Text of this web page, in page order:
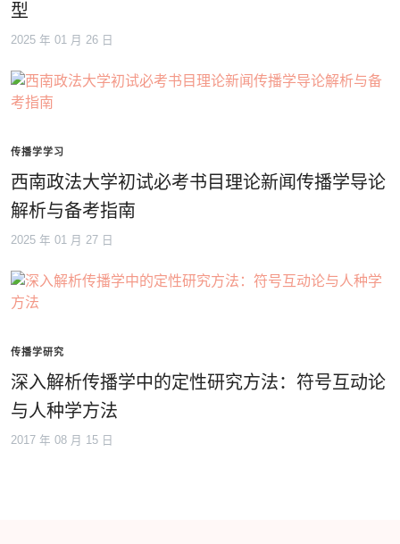
型
2025 年 01 月 26 日
传播学学习
西南政法大学初试必考书目理论新闻传播学导论
解析与备考指南
2025 年 01 月 27 日
传播学研究
深入解析传播学中的定性研究方法：符号互动论
与人种学方法
2017 年 08 月 15 日